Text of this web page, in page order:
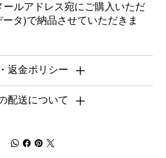
ールアドレス宛にご購入いただ
タ)で納品させていただきま
返金ポリシー
配送について